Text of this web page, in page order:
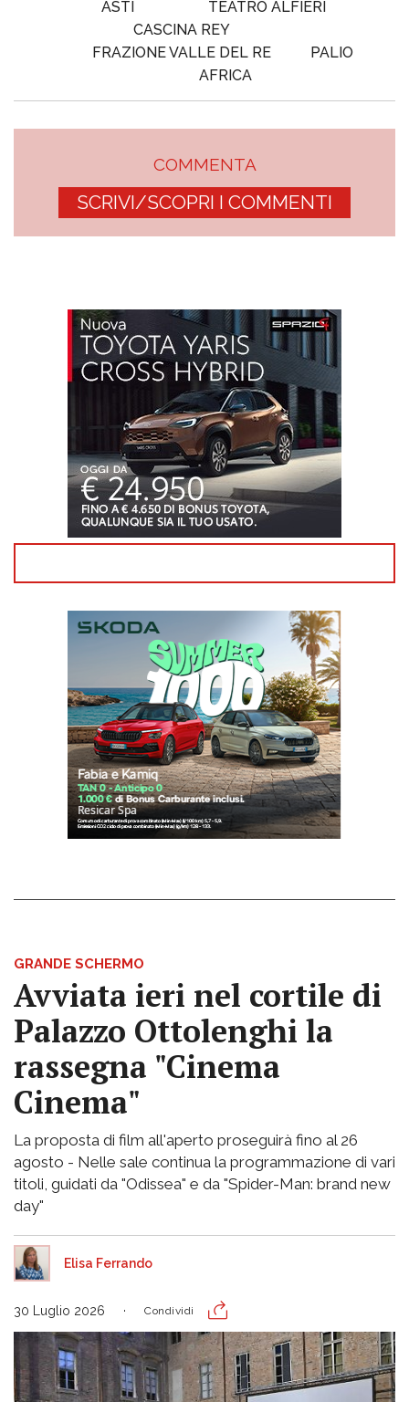
ASTI
TEATRO ALFIERI
CASCINA REY
FRAZIONE VALLE DEL RE
PALIO
AFRICA
COMMENTA
SCRIVI/SCOPRI I COMMENTI
GRANDE SCHERMO
Avviata ieri nel cortile di
Palazzo Ottolenghi la
rassegna "Cinema
Cinema"
La proposta di film all'aperto proseguirà fino al 26
agosto - Nelle sale continua la programmazione di vari
titoli, guidati da "Odissea" e da "Spider-Man: brand new
day"
Elisa Ferrando
30 Luglio 2026 Condividi